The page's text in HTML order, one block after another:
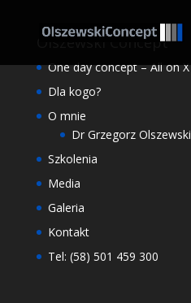
Olszewski Concept
One day concept – All on X
Dla kogo?
O mnie
Dr Grzegorz Olszewski
Szkolenia
Media
Galeria
Kontakt
Tel: (58) 501 459 300